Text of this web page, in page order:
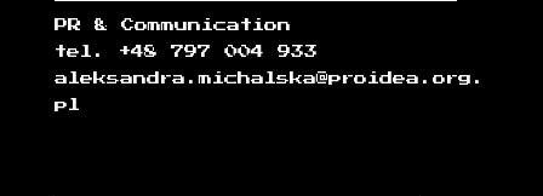
PR & Communication
tel. +48 797 004 933
aleksandra.michalska@proidea.org.
pl